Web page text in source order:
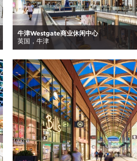
牛津Westgate商业休闲中心
英国，牛津